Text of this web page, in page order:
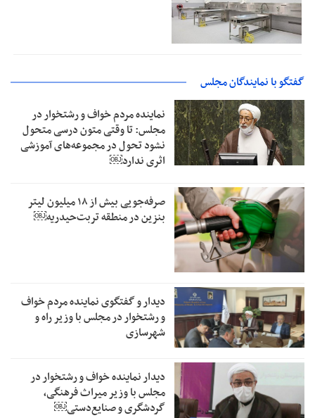
گفتگو با نمایندگان مجلس
نماینده مردم خواف و رشتخوار در
مجلس: تا وقتی متون درسی متحول
نشود تحول در مجموعه‌های آموزشی
اثری ندارد￼
صرفه‌جویی بیش از ۱۸ میلیون لیتر
بنزین در منطقه تربت‌حیدریه￼
دیدار و گفتگوی نماینده مردم خواف
و رشتخوار در مجلس با وزیر راه و
شهرسازی
دیدار نماینده خواف و رشتخوار در
مجلس با وزیر میراث فرهنگی،
گردشگری و صنایع‌دستی￼